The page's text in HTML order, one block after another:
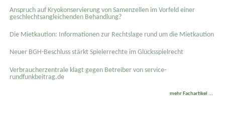
Anspruch auf Kryokonservierung von Samenzellen im Vorfeld einer
geschlechtsangleichenden Behandlung?
Die Mietkaution: Informationen zur Rechtslage rund um die Mietkaution
Neuer BGH-Beschluss stärkt Spielerrechte im Glücksspielrecht
Verbraucherzentrale klagt gegen Betreiber von service-
rundfunkbeitrag.de
mehr Fachartikel ...